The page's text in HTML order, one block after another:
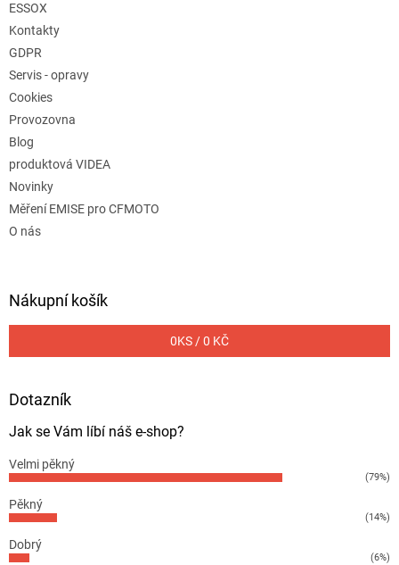
ESSOX
Kontakty
GDPR
Servis - opravy
Cookies
Provozovna
Blog
produktová VIDEA
Novinky
Měření EMISE pro CFMOTO
O nás
Nákupní košík
0KS /0 KČ
Dotazník
Jak se Vám líbí náš e-shop?
Velmi pěkný
(79%)
Pěkný
(14%)
Dobrý
(6%)